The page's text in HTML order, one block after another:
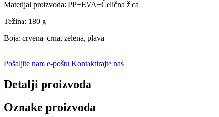
Materijal proizvoda: PP+EVA+Čelična žica
Težina: 180 g
Boja: crvena, crna, zelena, plava
Pošaljite nam e-poštu Kontaktirajte nas
Detalji proizvoda
Oznake proizvoda